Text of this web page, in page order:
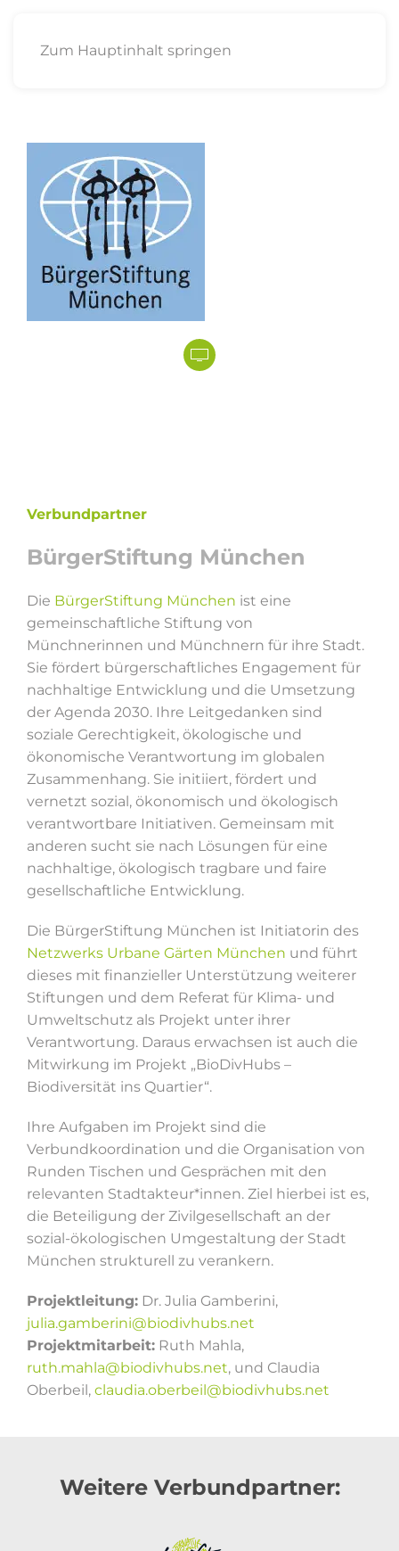
Zum Hauptinhalt springen
Verbundpartner
BürgerStiftung München
Die BürgerStiftung München ist eine
gemeinschaftliche Stiftung von
Münchnerinnen und Münchnern für ihre Stadt.
Sie fördert bürgerschaftliches Engagement für
nachhaltige Entwicklung und die Umsetzung
der Agenda 2030. Ihre Leitgedanken sind
soziale Gerechtigkeit, ökologische und
ökonomische Verantwortung im globalen
Zusammenhang. Sie initiiert, fördert und
vernetzt sozial, ökonomisch und ökologisch
verantwortbare Initiativen. Gemeinsam mit
anderen sucht sie nach Lösungen für eine
nachhaltige, ökologisch tragbare und faire
gesellschaftliche Entwicklung.
Die BürgerStiftung München ist Initiatorin des
Netzwerks Urbane Gärten München und führt
dieses mit finanzieller Unterstützung weiterer
Stiftungen und dem Referat für Klima- und
Umweltschutz als Projekt unter ihrer
Verantwortung. Daraus erwachsen ist auch die
Mitwirkung im Projekt „BioDivHubs –
Biodiversität ins Quartier“.
Ihre Aufgaben im Projekt sind die
Verbundkoordination und die Organisation von
Runden Tischen und Gesprächen mit den
relevanten Stadtakteur*innen. Ziel hierbei ist es,
die Beteiligung der Zivilgesellschaft an der
sozial-ökologischen Umgestaltung der Stadt
München strukturell zu verankern.
Projektleitung: Dr. Julia Gamberini,
julia.gamberini@biodivhubs.net
Projektmitarbeit: Ruth Mahla,
ruth.mahla@biodivhubs.net, und Claudia
Oberbeil, claudia.oberbeil@biodivhubs.net
Weitere Verbundpartner: